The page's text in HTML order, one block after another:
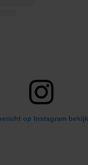
op Instagram